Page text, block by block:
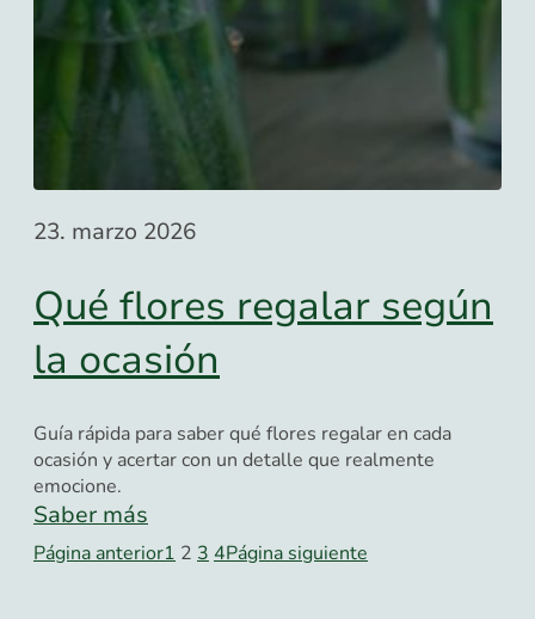
23. marzo 2026
Qué flores regalar según
la ocasión
Guía rápida para saber qué flores regalar en cada
ocasión y acertar con un detalle que realmente
emocione.
Saber más
Página anterior1 2 3 4Página siguiente